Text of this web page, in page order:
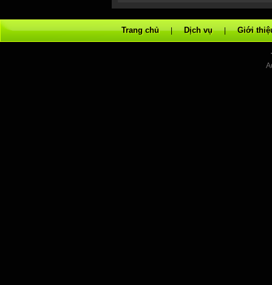
Trang chủ | Dịch vụ | Giới